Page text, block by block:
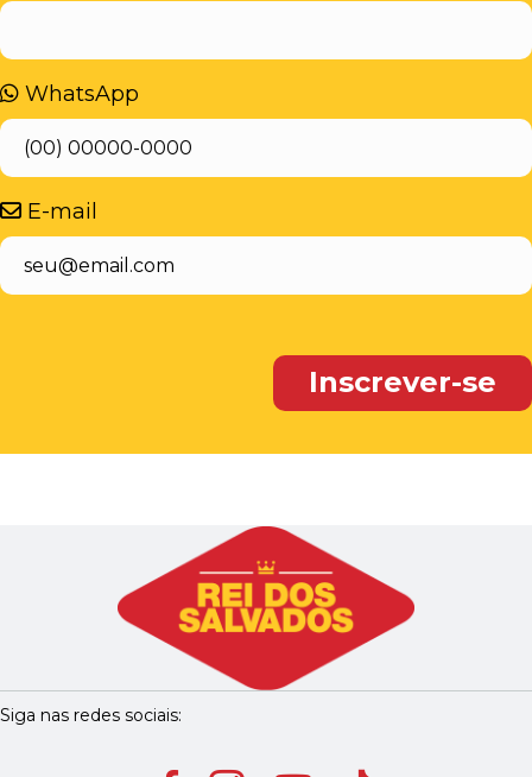
WhatsApp
E-mail
Siga nas redes sociais: